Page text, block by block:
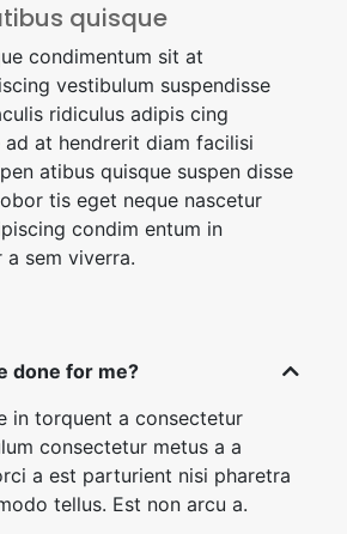
quisque
condimentum sit at
vestibulum suspendisse
ridiculus adipis cing
ad at hendrerit diam facilisi
atibus quisque suspen disse
tis eget neque nascetur
condim entum in
sem viverra.
done for me?
in torquent a consectetur
consectetur metus a a
a est parturient nisi pharetra
tellus. Est non arcu a.